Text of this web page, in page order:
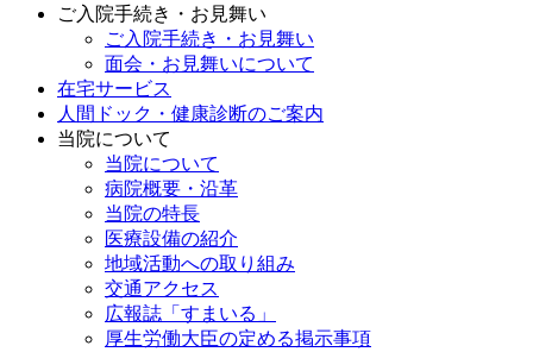
ご入院手続き・お見舞い
ご入院手続き・お見舞い
面会・お見舞いについて
在宅サービス
人間ドック・健康診断のご案内
当院について
当院について
病院概要・沿革
当院の特長
医療設備の紹介
地域活動への取り組み
交通アクセス
広報誌「すまいる」
厚生労働大臣の定める掲示事項